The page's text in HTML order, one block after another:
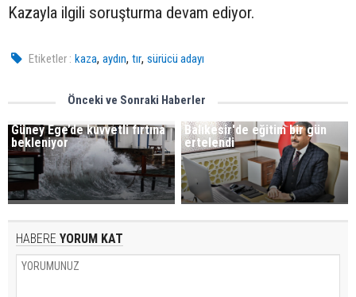
Kazayla ilgili soruşturma devam ediyor.
Etiketler : kaza,aydın,tır,sürücü adayı
Önceki ve Sonraki Haberler
Güney Ege’de kuvvetli fırtına
bekleniyor
Balıkesir'de eğitim bir gün
ertelendi
HABERE YORUM KAT